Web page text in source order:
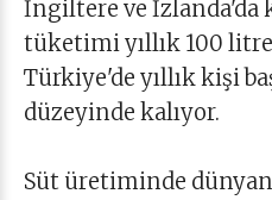
İngiltere ve İzlanda'da
tüketimi yıllık 100
Türkiye'de yıllık kişi
düzeyinde kalıyor.
Süt üretiminde